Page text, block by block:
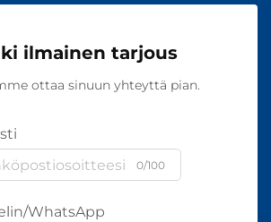
ilmainen tarjous
ottaa sinuun yhteyttä pian.
0/100
WhatsApp